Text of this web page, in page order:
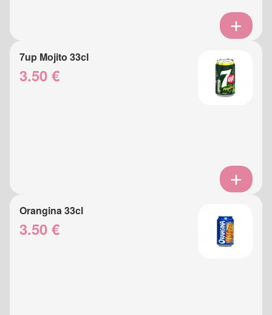
7up Mojito 33cl
3.50 €
Orangina 33cl
3.50 €